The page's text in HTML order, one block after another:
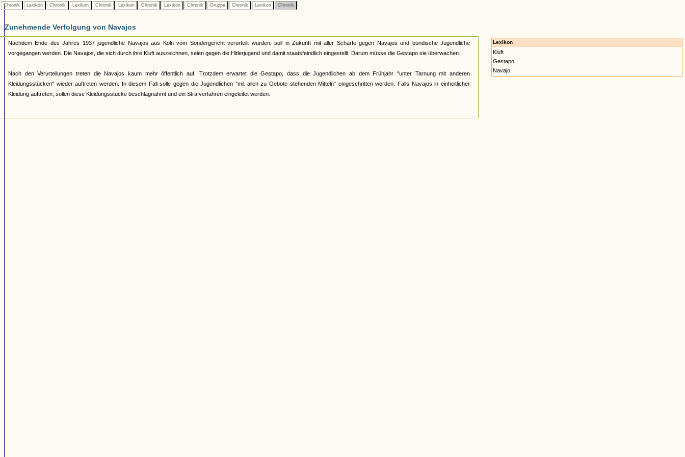
Chronik Lexikon Chronik Lexikon Chronik Lexikon Chronik Lexikon Chronik Gruppe Chronik Lexikon Chronik
Zunehmende Verfolgung von Navajos
Nachdem Ende des Jahres 1937 jugendliche Navajos aus Köln vom Sondergericht verurteilt wurden, soll in Zukunft mit aller Schärfe gegen Navajos und bündische Jugendliche
vorgegangen werden. Die Navajos, die sich durch ihre Kluft auszeichnen, seien gegen die Hitlerjugend und damit staatsfeindlich eingestellt. Darum müsse die Gestapo sie überwachen.
Nach den Verurteilungen treten die Navajos kaum mehr öffentlich auf. Trotzdem erwartet die Gestapo, dass die Jugendlichen ab dem Frühjahr "unter Tarnung mit anderen
Kleidungsstücken" wieder auftreten werden. In diesem Fall solle gegen die Jugendlichen "mit allen zu Gebote stehenden Mitteln" eingeschritten werden. Falls Navajos in einheitlicher
Kleidung auftreten, sollen diese Kleidungsstücke beschlagnahmt und ein Strafverfahren eingeleitet werden.
Lexikon
Kluft
Gestapo
Navajo